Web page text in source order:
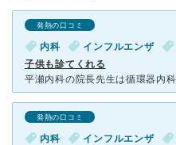
発熱の口コミ
内科 インフルエンザ
子供も診てくれる
発熱の口コミ
内科 インフルエンザ